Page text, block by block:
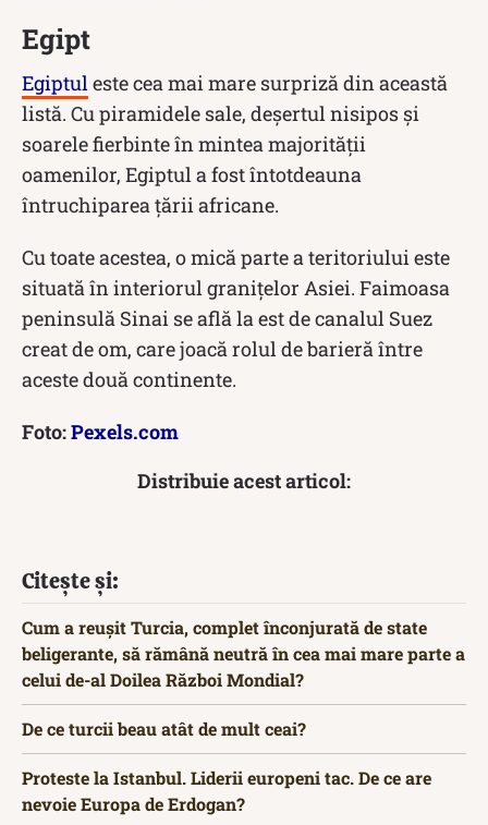
Egipt
Egiptuleste cea mai mare surpriză din această
listă. Cu piramidele sale, deșertul nisipos și
soarele fierbinte în mintea majorității
oamenilor, Egiptul a fost întotdeauna
întruchiparea țării africane.
Cu toate acestea, o mică parte a teritoriului este
situată în interiorul granițelor Asiei. Faimoasa
peninsulă Sinai se află la est de canalul Suez
creat de om, care joacă rolul de barieră între
aceste două continente.
Foto:Pexels.com
Distribuie acest articol:
Citește și:
Cum a reușit Turcia, complet înconjurată de state
beligerante, să rămână neutră în cea mai mare parte a
celui de-al Doilea Război Mondial?
De ce turcii beau atât de mult ceai?
Proteste la Istanbul. Liderii europeni tac. De ce are
nevoie Europa de Erdogan?